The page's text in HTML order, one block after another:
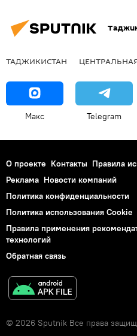
ТАДЖИКИСТАН
Макс Telegram
О проекте Контакты Правила
Реклама Новости компаний
Политика конфиденциальности
Политика использования Cookie
Правила применения
технологий
Обратная связь
© 2026 Sputnik Все права